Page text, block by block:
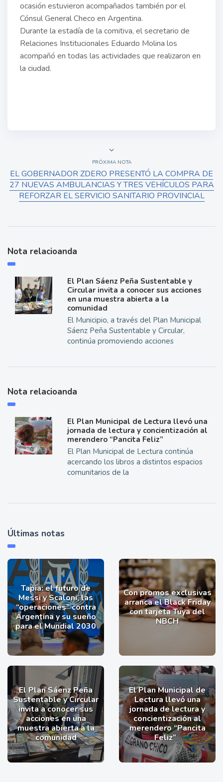
ocasión estuvieron acompañados también por el
Cónsul General Checo en Argentina.
Durante la estadía de la comitiva, el secretario de
Relaciones Institucionales Eduardo Molina los
acompañó en todas las actividades que realizaron en
la ciudad.
PRÓXIMA NOTA
EL GOBERNADOR ZDERO PRESENTÓ LA COMPRA DE
27 NUEVAS AMBULANCIAS Y TRES VEHÍCULOS PARA
REFORZAR EL SERVICIO SANITARIO PROVINCIAL
Nota relacioanda
El Plan Sáenz Peña Sustentable y
Circular invita a conocer sus acciones
en una muestra abierta a la
comunidad
El Municipio, a través del Plan Municipal
Sáenz Peña Sustentable y Circular,
continúa promoviendo acciones
Nota relacioanda
El Plan Municipal de Lectura llevó una
jornada de lectura y concientización al
merendero “Pancita Feliz”
El Plan Municipal de Lectura continúa
acercando los libros a distintos espacios
comunitarios de la
Últimas notas
Tapia: el futuro de
Messi y Scaloni, las
“operaciones” contra
Argentina y su sueño
para el Mundial 2030
Con promos exclusivas
arranca el Black Friday
con tarjeta Tuya del
NBCH
El Plan Sáenz Peña
Sustentable y Circular
invita a conocer sus
acciones en una
muestra abierta a la
comunidad
El Plan Municipal de
Lectura llevó una
jornada de lectura y
concientización al
merendero “Pancita
Feliz”